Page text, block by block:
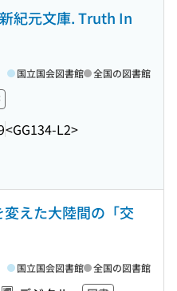
紀元文庫. Truth In
<GG134-L2>
国立国会図書館 全国の図書館
変えた大陸間の「交
国立国会図書館 全国の図書館